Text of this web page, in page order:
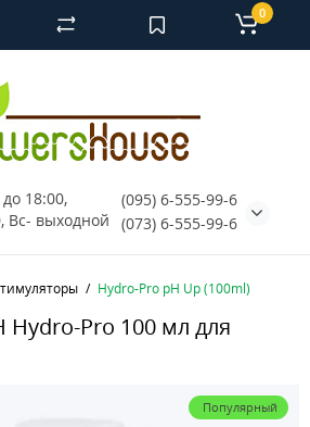
18:00,
Вс- выходной
(095) 6-555-99-6
(073) 6-555-99-6
0
Hydro-Pro рН Up (100ml)
Hydro-Pro 100 мл для
Популярный